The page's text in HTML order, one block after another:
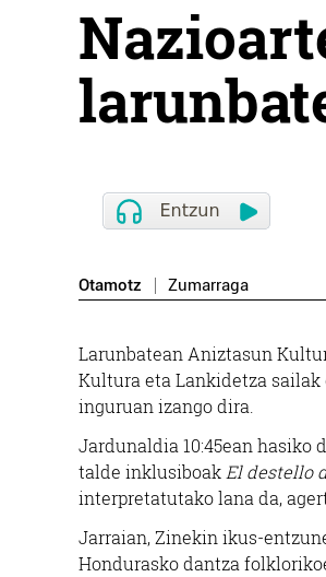
Otamotz Zumarraga
Larunbatean Aniztasun
Kultura eta Lankidetza
inguruan izango dira.
Jardunaldia 10:45ean
talde inklusiboak El destello
interpretatutako lana da,
Jarraian, Zinekin ikus-
Hondurasko dantza